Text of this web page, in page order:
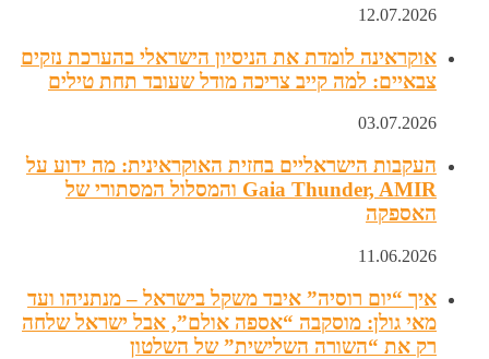
12.07.2026
אוקראינה לומדת את הניסיון הישראלי בהערכת נזקים
צבאיים: למה קייב צריכה מודל שעובד תחת טילים
03.07.2026
העקבות הישראליים בחזית האוקראינית: מה ידוע על
Gaia Thunder, AMIR והמסלול המסתורי של
האספקה
11.06.2026
איך “יום רוסיה” איבד משקל בישראל – מנתניהו ועד
מאי גולן: מוסקבה “אספה אולם”, אבל ישראל שלחה
רק את “השורה השלישית” של השלטון